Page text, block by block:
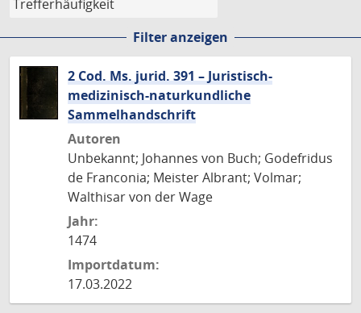
Filter anzeigen
2 Cod. Ms. jurid. 391 – Juristisch-
medizinisch-naturkundliche
Sammelhandschrift
Autoren
Unbekannt; Johannes von Buch; Godefridus
de Franconia; Meister Albrant; Volmar;
Walthisar von der Wage
Jahr:
1474
Importdatum:
17.03.2022